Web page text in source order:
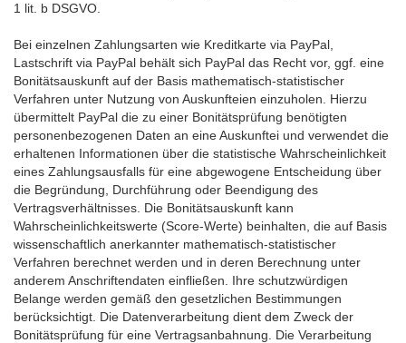
1 lit. b DSGVO.
Bei einzelnen Zahlungsarten wie Kreditkarte via PayPal,
Lastschrift via PayPal behält sich PayPal das Recht vor, ggf. eine
Bonitätsauskunft auf der Basis mathematisch-statistischer
Verfahren unter Nutzung von Auskunfteien einzuholen. Hierzu
übermittelt PayPal die zu einer Bonitätsprüfung benötigten
personenbezogenen Daten an eine Auskunftei und verwendet die
erhaltenen Informationen über die statistische Wahrscheinlichkeit
eines Zahlungsausfalls für eine abgewogene Entscheidung über
die Begründung, Durchführung oder Beendigung des
Vertragsverhältnisses. Die Bonitätsauskunft kann
Wahrscheinlichkeitswerte (Score-Werte) beinhalten, die auf Basis
wissenschaftlich anerkannter mathematisch-statistischer
Verfahren berechnet werden und in deren Berechnung unter
anderem Anschriftendaten einfließen. Ihre schutzwürdigen
Belange werden gemäß den gesetzlichen Bestimmungen
berücksichtigt. Die Datenverarbeitung dient dem Zweck der
Bonitätsprüfung für eine Vertragsanbahnung. Die Verarbeitung